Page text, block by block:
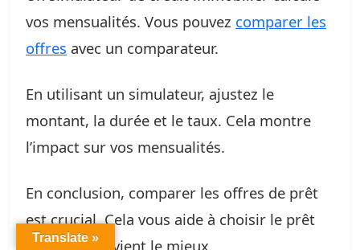
vos mensualités. Vous pouvez comparer les
offres avec un comparateur.
En utilisant un simulateur, ajustez le
montant, la durée et le taux. Cela montre
l’impact sur vos mensualités.
En conclusion, comparer les offres de prêt
est crucial. Cela vous aide à choisir le prêt
qui vous convient le mieux.
Translate »